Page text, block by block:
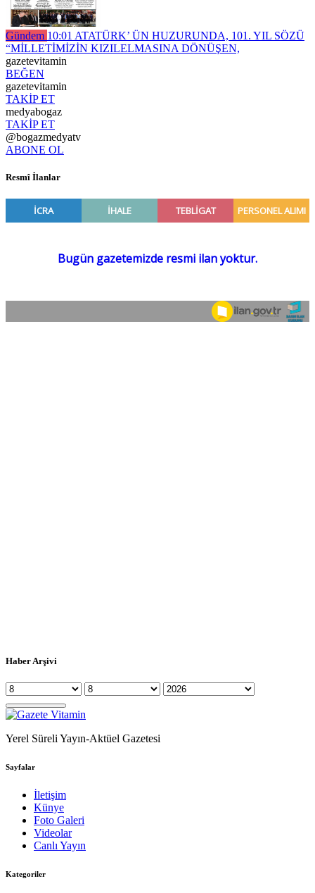
Gündem 10:01 ATATÜRK’ ÜN HUZURUNDA, 101. YIL SÖZÜ
“MİLLETİMİZİN KIZILELMASINA DÖNÜŞEN,
gazetevitamin
BEĞEN
gazetevitamin
TAKİP ET
medyabogaz
TAKİP ET
@bogazmedyatv
ABONE OL
Resmî İlanlar
Haber Arşivi
Yerel Süreli Yayın-Aktüel Gazetesi
Sayfalar
İletişim
Künye
Foto Galeri
Videolar
Canlı Yayın
Kategoriler